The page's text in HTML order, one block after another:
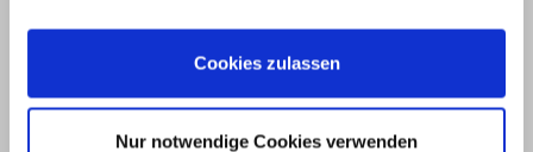
Cookies zulassen
Nur notwendige Cookies verwenden